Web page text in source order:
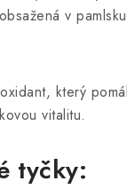
v
který
vitalitu.
tyčky: